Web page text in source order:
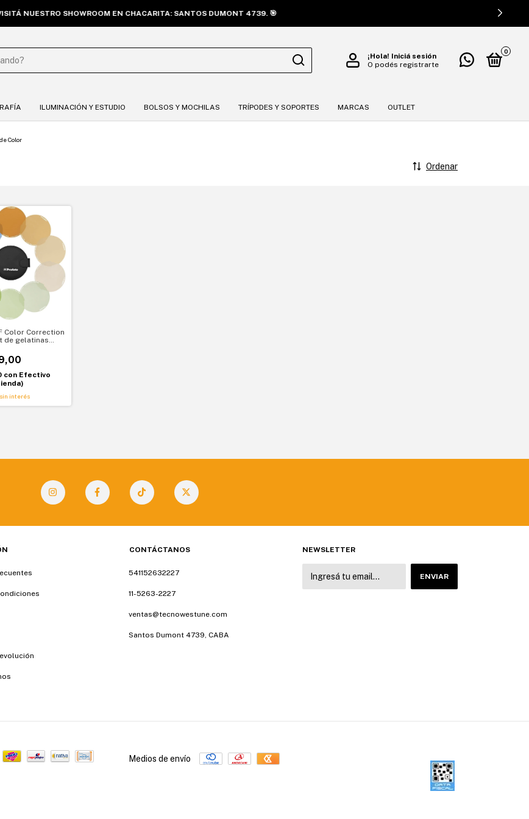
NUESTRO SHOWROOM EN CHACARITA: SANTOS DUMONT 4739. 🎯
¡Hola! Iniciá sesión
O podés registrarte
0
ILUMINACIÓN Y ESTUDIO BOLSOS Y MOCHILAS TRÍPODES Y SOPORTES MARCAS OUTLET
Color
Ordenar
Color Correction
de gelatinas
con Efectivo
sin interés
CONTÁCTANOS
541152632227
11-5263-2227
ventas@tecnowestune.com
Santos Dumont 4739, CABA
NEWSLETTER
Medios de envío